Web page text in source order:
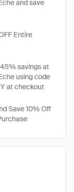
and save
Entire
savings at
using code
at checkout
Save 10% Off